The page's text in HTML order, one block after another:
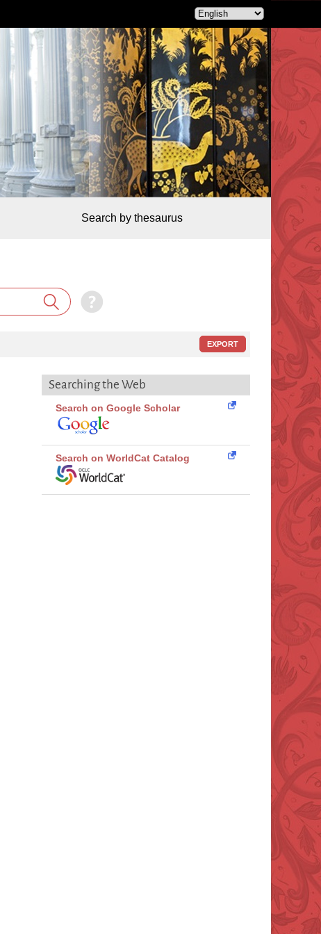
Search by thesaurus
EXPORT
Searching the Web
Search on Google Scholar
Search on WorldCat Catalog